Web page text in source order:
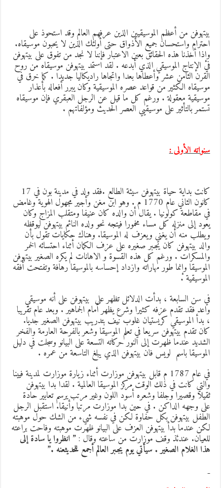
من أعظم الموسيقيين الذين عرفهم العالم وقد استحوذ على
واستحسان جميع الأذواق حتى أولئك الذين لا يحبون موسيقاه.
أخذنا هذه الحقائق بعين الاعتبار فإننا لا نجد من تفوق على بيتهوفن
الإنتاج الموسيقي الذي أبدعه . لقد استمد بيتهوفن موسيقاه من روح
الثامن عشر وأعطاها بعدا واتجاها راديكاليا جديدا . كما خرق في
الكثير من قواعد عصره الموسيقية وكان يبرر أفعاله بأعذار
معقولة . ورغم كل ما قيل عن الرجل العبقري فإن موسيقاه
بالتأثير على موسيقيي العصر الحديث ومؤلفاتهم .
الأولى :
كانت بداية حياة بيتهوفن سيئة الطالع .فقد ولد في مدينة بون في 17
كانون الثاني عام 1770 م . وهو ابن مغن وأجير مجهول الهوية وغامض
مقاطعة كولونيا . يقال أن والده كان عنيفا ومتقلب المزاج وكان
إلى منزله كل مساء مخمورا فيتجه نحو ولده النائم بيتهوفن ليوقظه
منه أن يغني ويعزف له الموسيقا. وهناك حكايات تقول بأن
بيتهوفن كان يجبر صغيره على عزف الكمان أثناء احتسائه الخمر
. ورغم كل هذه القسوة و الاهانات لم يكره الصغير بيتهوفن
وإنما طور مهاراته وازداد إحساسه بالموسيقا رهافة وتفتحت أفقه
.
سن السابعة ، بدأت الدلائل تظهر على بيتهوفن على أنه موسيقي
فقد تقدم عزفه كثيرا وشرع يظهر أمام الجماهير . وبعد عام تقريبا
بدأ الموسيقي كريستيان غلوب نيف بتدريب بيتهوفن الصغير جديا.
تقدم بيتهوفن سريعا في تعلم الموسيقا وشعر بالفرحة العارمة والفخر
عندما ظهرت إلى النور حركاته التسعة على البيانو وسجلت في دليل
باسم لويس فان بيتهوفن الذي يبلغ التاسعة من عمره .
في عام 1787 م قابل بيتهوفن موزارت أثناء زيارة موزارت لمدينة فيينا
كانت في ذلك الوقت مركز الموسيقا العالمية . لقدا بدا بيتهوفن
وقصيرا وجلفا وشعره أسود اللون وغير مرتب يرسم تعابير حادة
وجهه الداكن . في حين بدا موزارت مرتبا وأنيقا. استقبل الرجل
بيتهوفن بكل حفاوة لكن في نفسه شيء من الشك حول موهبته
عندما بدأ بيتهوفن العزف على البيانو ظهرت موهبته وفاحت براعته
عندئذ وقف موزارت من ساعته وقال :” انظروا يا سادة إلى
الغلام الصغير . سيأتي يوم يجبر العالم أجمع للحديثعنه .”